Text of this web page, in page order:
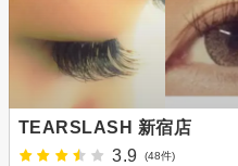
TEARSLASH 新宿店
3.9
(48件)